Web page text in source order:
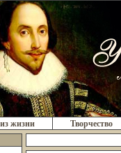
жизни Творчество